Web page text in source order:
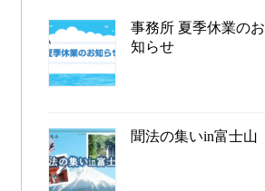
事務所 夏季休業のお
知らせ
聞法の集いin富士山